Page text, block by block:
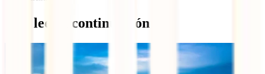
Qué leer a continuación